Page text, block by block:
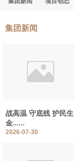
集团新闻
战高温 守底线 护民生 |
金......
2026-07-30